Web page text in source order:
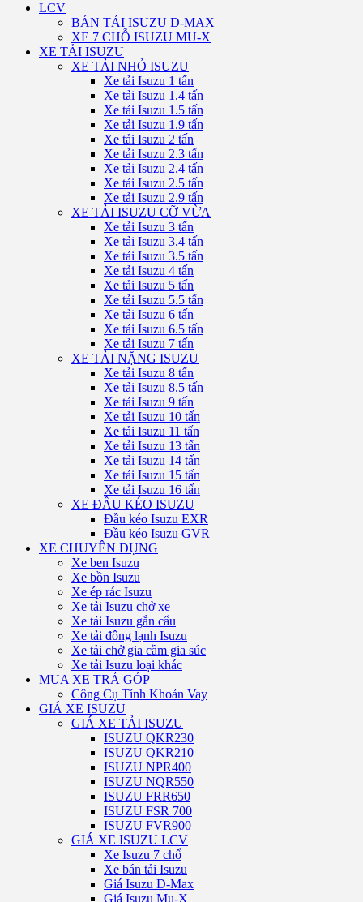
LCV
BÁN TẢI ISUZU D-MAX
XE 7 CHỖ ISUZU MU-X
XE TẢI ISUZU
XE TẢI NHỎ ISUZU
Xe tải Isuzu 1 tấn
Xe tải Isuzu 1.4 tấn
Xe tải Isuzu 1.5 tấn
Xe tải Isuzu 1.9 tấn
Xe tải Isuzu 2 tấn
Xe tải Isuzu 2.3 tấn
Xe tải Isuzu 2.4 tấn
Xe tải Isuzu 2.5 tấn
Xe tải Isuzu 2.9 tấn
XE TẢI ISUZU CỠ VỪA
Xe tải Isuzu 3 tấn
Xe tải Isuzu 3.4 tấn
Xe tải Isuzu 3.5 tấn
Xe tải Isuzu 4 tấn
Xe tải Isuzu 5 tấn
Xe tải Isuzu 5.5 tấn
Xe tải Isuzu 6 tấn
Xe tải Isuzu 6.5 tấn
Xe tải Isuzu 7 tấn
XE TẢI NẶNG ISUZU
Xe tải Isuzu 8 tấn
Xe tải Isuzu 8.5 tấn
Xe tải Isuzu 9 tấn
Xe tải Isuzu 10 tấn
Xe tải Isuzu 11 tấn
Xe tải Isuzu 13 tấn
Xe tải Isuzu 14 tấn
Xe tải Isuzu 15 tấn
Xe tải Isuzu 16 tấn
XE ĐẦU KÉO ISUZU
Đầu kéo Isuzu EXR
Đầu kéo Isuzu GVR
XE CHUYÊN DỤNG
Xe ben Isuzu
Xe bồn Isuzu
Xe ép rác Isuzu
Xe tải Isuzu chở xe
Xe tải Isuzu gắn cẩu
Xe tải đông lạnh Isuzu
Xe tải chở gia cầm gia súc
Xe tải Isuzu loại khác
MUA XE TRẢ GÓP
Công Cụ Tính Khoản Vay
GIÁ XE ISUZU
GIÁ XE TẢI ISUZU
ISUZU QKR230
ISUZU QKR210
ISUZU NPR400
ISUZU NQR550
ISUZU FRR650
ISUZU FSR 700
ISUZU FVR900
GIÁ XE ISUZU LCV
Xe Isuzu 7 chổ
Xe bán tải Isuzu
Giá Isuzu D-Max
Giá Isuzu Mu-X